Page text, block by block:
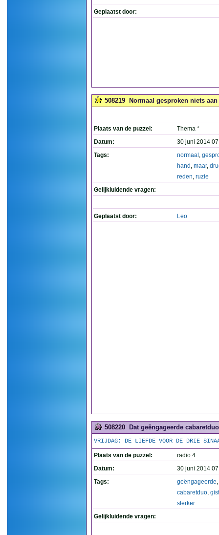
Geplaatst door:
508219 Normaal gesproken niets
Plaats van de puzzel:
Thema *
Datum:
30 juni 2014
Tags:
normaal ,
hand , maar,
reden, ruzie
Gelijkluidende vragen:
Geplaatst door: Leo
508220 Dat geëngageerde
VRIJDAG: DE LIEFDE VOOR DE DRIE
Plaats van de puzzel:
radio 4
Datum:
30 juni 2014
Tags:
geëngageerde,
cabaretduo,
sterker
Gelijkluidende vragen: